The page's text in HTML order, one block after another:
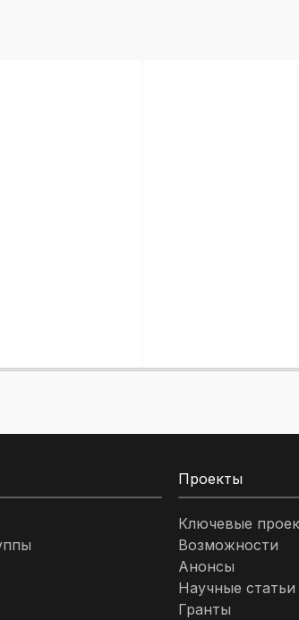
Проекты
Ключевые
Возможности
Анонсы
Научные статьи
Гранты